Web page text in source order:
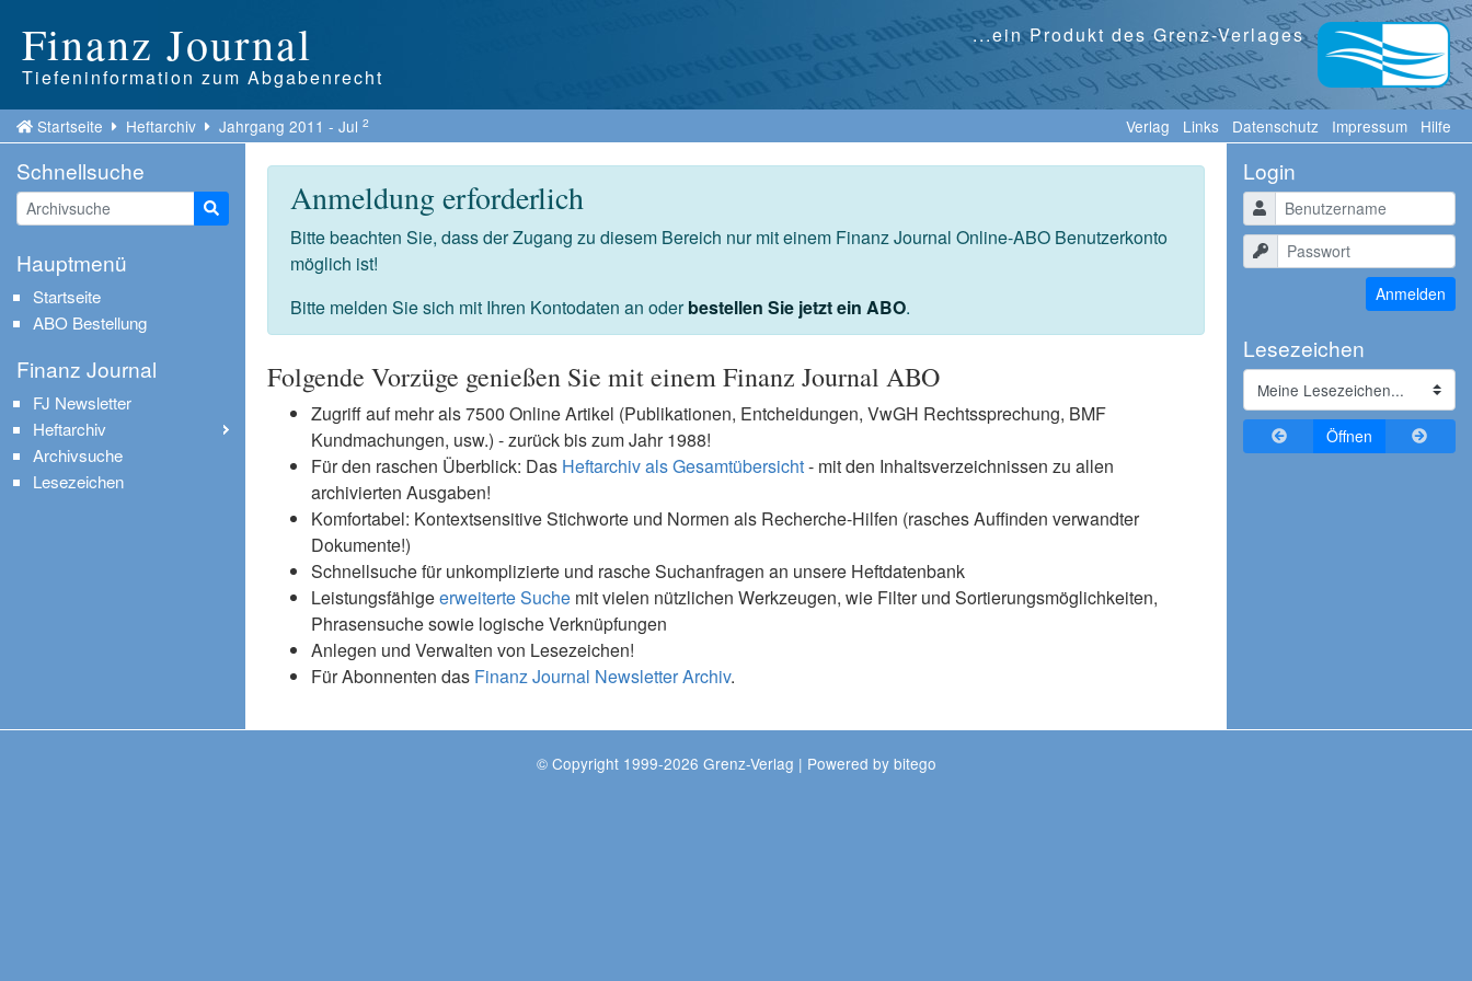
Finanz Journal
Tiefeninformation zum Abgabenrecht
...ein Produkt des Grenz-Verlages
Startseite Heftarchiv Jahrgang 2011 - Jul2 Verlag Links Datenschutz Impressum Hilfe
Anmeldung erforderlich
Bitte beachten Sie, dass der Zugang zu diesem Bereich nur mit einem Finanz Journal Online-ABO Benutzerkonto
möglich ist!
Bitte melden Sie sich mit Ihren Kontodaten an oderbestellen Sie jetzt ein ABO.
Folgende Vorzüge genießen Sie mit einem Finanz Journal ABO
Zugriff auf mehr als 7500 Online Artikel (Publikationen, Entcheidungen, VwGH Rechtssprechung, BMF
Kundmachungen, usw.) - zurück bis zum Jahr 1988!
Für den raschen Überblick: Das Heftarchiv als Gesamtübersicht- mit den Inhaltsverzeichnissen zu allen
archivierten Ausgaben!
Komfortabel: Kontextsensitive Stichworte und Normen als Recherche-Hilfen (rasches Auffinden verwandter
Dokumente!)
Schnellsuche für unkomplizierte und rasche Suchanfragen an unsere Heftdatenbank
Leistungsfähigeerweiterte Suche mit vielen nützlichen Werkzeugen, wie Filter und Sortierungsmöglichkeiten,
Phrasensuche sowie logische Verknüpfungen
Anlegen und Verwalten von Lesezeichen!
Für Abonnenten das Finanz Journal Newsletter Archiv.
Schnellsuche
Suche starten
Hauptmenü
Startseite
ABO Bestellung
Finanz Journal
FJ Newsletter
Heftarchiv
Archivsuche
Lesezeichen
Login
Benutzername
Passwort
Anmelden
Lesezeichen
Zurückblättern
Öffnen
© Copyright 1999-2026 Grenz-Verlag | Powered by bitego